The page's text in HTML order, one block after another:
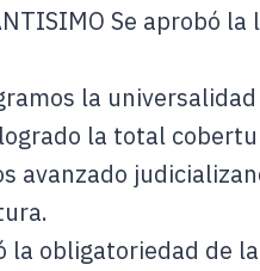
Se aprobó
la
la total
avanzado
obligatoriedad de